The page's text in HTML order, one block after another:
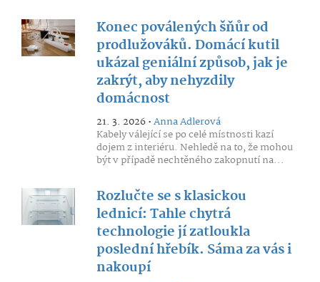
Konec poválených šňůr od
prodlužováků. Domácí kutil
ukázal geniální způsob, jak je
zakrýt, aby nehyzdily
domácnost
21. 3. 2026 •Anna Adlerová
Kabely válející se po celé místnosti kazí
dojem z interiéru. Nehledě na to, že mohou
být v případě nechtěného zakopnutí na...
Rozlučte se s klasickou
lednicí: Tahle chytrá
technologie jí zatloukla
poslední hřebík. Sáma za vás i
nakoupí